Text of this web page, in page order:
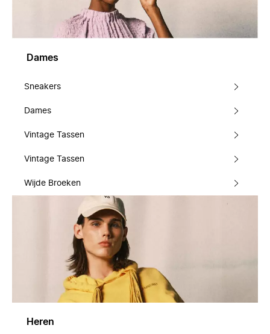
Dames
Sneakers
Dames
Vintage Tassen
Vintage Tassen
Wijde Broeken
Heren